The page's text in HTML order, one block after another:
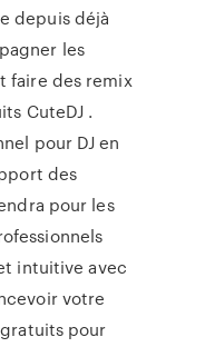
depuis déjà
les
faire des remix
CuteDJ .
pour DJ en
des
pour les
intuitive avec
votre
pour